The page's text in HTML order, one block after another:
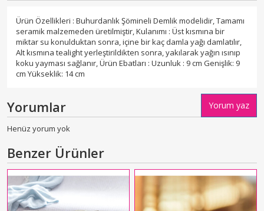
Ürün Özellikleri : Buhurdanlık Şömineli Demlik modelidir, Tamamı
seramik malzemeden üretilmiştir, Kulanımı : Üst kısmına bir
miktar su konulduktan sonra, içine bir kaç damla yağı damlatılır,
Alt kısmına tealight yerleştirildikten sonra, yakılarak yağın ısınıp
koku yayması sağlanır, Ürün Ebatları : Uzunluk : 9 cm Genişlik: 9
cm Yükseklik: 14 cm
Yorumlar Yorum yaz
Henüz yorum yok
Benzer Ürünler